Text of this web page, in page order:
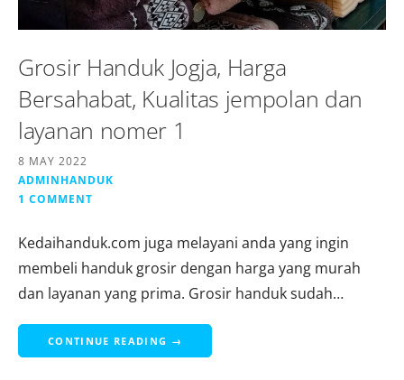
Grosir Handuk Jogja, Harga
Bersahabat, Kualitas jempolan dan
layanan nomer 1
8 MAY 2022
ADMINHANDUK
1 COMMENT
Kedaihanduk.com juga melayani anda yang ingin
membeli handuk grosir dengan harga yang murah
dan layanan yang prima. Grosir handuk sudah…
CONTINUE READING →